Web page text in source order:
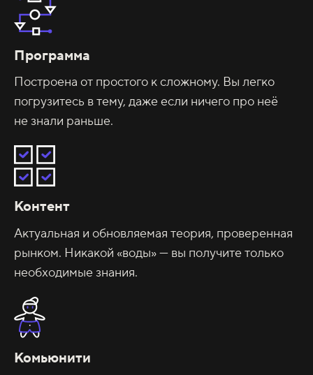
Программа
Построена от простого к сложному. Вы легко
погрузитесь в тему, даже если ничего про неё
не знали раньше.
Контент
Актуальная и обновляемая теория, проверенная
рынком. Никакой «воды» — вы получите только
необходимые знания.
Комьюнити